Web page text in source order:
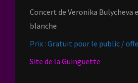
Concert de Veronika Bulycheva
blanche
Prix : Gratuit pour le public /
Site de la Guinguette